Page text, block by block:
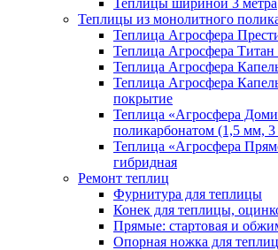
Теплицы из монолитного
Теплица Агросфера
Теплица Агросфера
Теплица Агросфера
Теплица Агросфера
покрытие
Теплица «Агросфера
поликарбонатом (1,5 мм,
Теплица «Агросфера
гибридная
Ремонт теплиц
Фурнитура для теплицы
Конек для теплицы,
Прямые: стартовая и
Опорная ножка для